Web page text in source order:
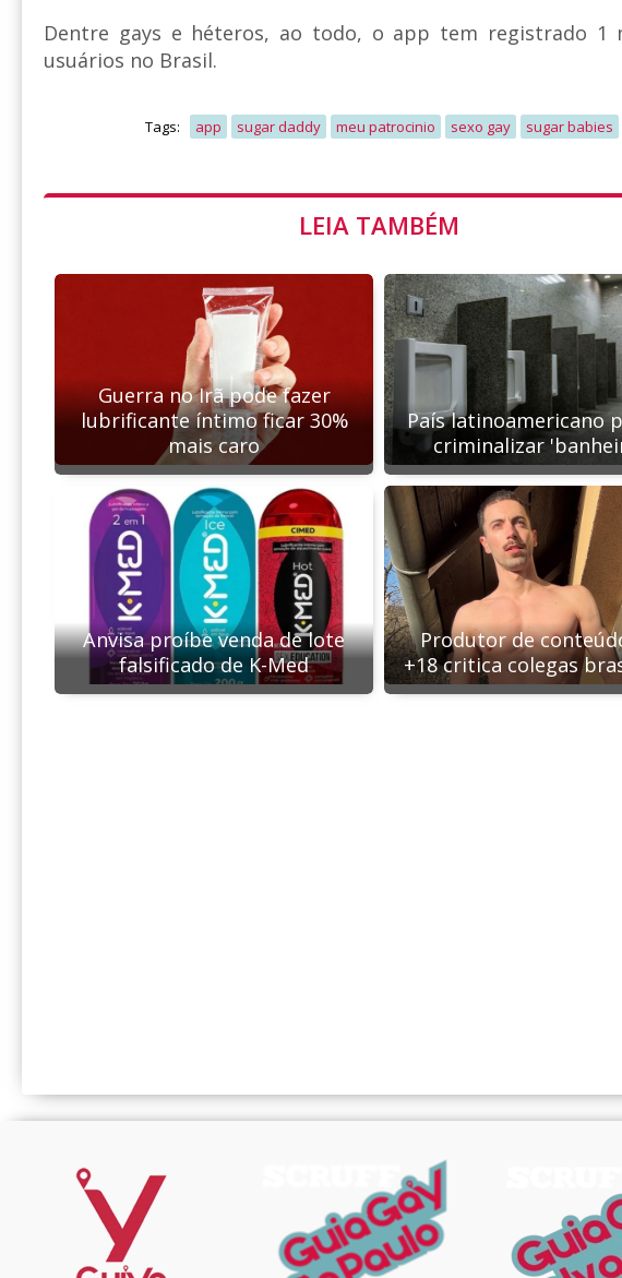
Dentre gays e héteros, ao todo, o app tem registrado 1
usuários no Brasil.
Tags: app sugar daddy meu patrocinio sexo gay sugar babies
LEIA TAMBÉM
Guerra no Irã pode fazer
lubrificante íntimo ficar 30%
mais caro
País latinoamericano
criminalizar
Anvisa proíbe venda de lote
falsificado de K-Med
Produtor de
+18 critica colegas